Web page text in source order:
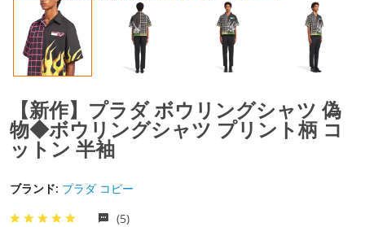
【新作】プラダ ボウリングシャツ 偽
物◆ボウリングシャツ プリント柄 コ
ットン 半袖
ブランド: プラダ コピー
(5)